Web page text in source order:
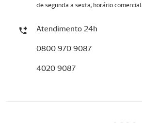
de segunda a sexta, horário comercial
Atendimento 24h
0800 970 9087
4020 9087